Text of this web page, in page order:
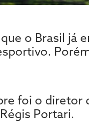
o Brasil já
foi o diretor
Portari.